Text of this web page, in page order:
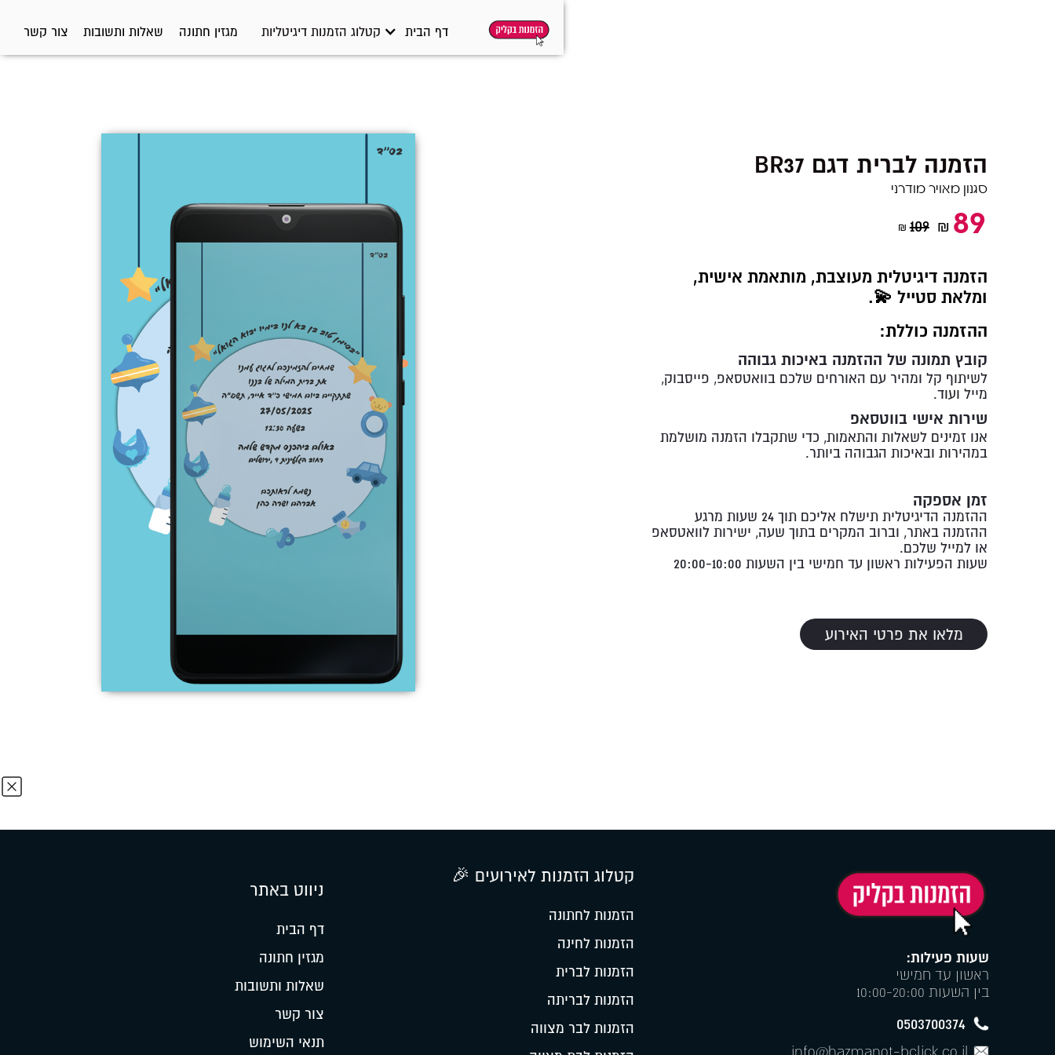
דף הבית קטלוג הזמנות דיגיטליות מגזין חתונה שאלות ותשובות צור קשר
BR37 הזמנה לברית דגם
סגנון מאויר מודרני
₪ 89
109
₪
הזמנה דיגיטלית מעוצבת, מותאמת אישית,
ומלאת סטייל 💫.
ההזמנה כוללת:
קובץ תמונה של ההזמנה באיכות גבוהה
לשיתוף קל ומהיר עם האורחים שלכם בוואטסאפ, פייסבוק,
מייל ועוד.
שירות אישי בווטסאפ
אנו זמינים לשאלות והתאמות, כדי שתקבלו הזמנה מושלמת
במהירות ובאיכות הגבוהה ביותר.
זמן אספקה
ההזמנה הדיגיטלית תישלח אליכם תוך 24 שעות מרגע
ההזמנה באתר, וברוב המקרים בתוך שעה, ישירות לוואטסאפ
או למייל שלכם.
שעות הפעילות ראשון עד חמישי בין השעות 20:00-10:00
מלאו את פרטי האירוע
שעות פעילות:
ראשון עד חמישי
בין השעות 10:00-20:00
0503700374
info@hazmanot-bclick.co.il
קטלוג הזמנות לאירועים 🎉
הזמנות לחתונה
הזמנות לחינה
הזמנות לברית
הזמנות לבריתה
הזמנות לבר מצווה
ניווט באתר
דף הבית
מגזין חתונה
שאלות ותשובות
צור קשר
תנאי השימוש